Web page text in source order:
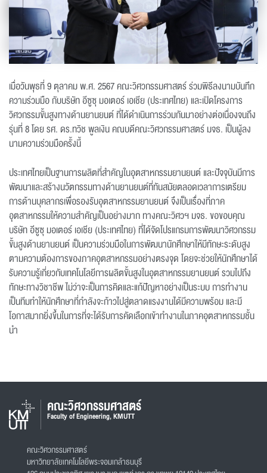
เมื่อวันพุธที่ 9 ตุลาคม พ.ศ. 2567 คณะวิศวกรรมศาสตร์ ร่วมพิธีลงนามบันทึก
ความร่วมมือ กับบริษัท อีซูซุ มอเตอร์ เอเชีย (ประเทศไทย) และเปิดโครงการ
วิศวกรรมขั้นสูงทางด้านยานยนต์ ที่ได้ดำเนินการร่วมกันมาอย่างต่อเนื่องจนถึง
รุ่นที่ 8 โดย รศ. ดร.ทวิช พูลเงิน คณบดีคณะวิศวกรรมศาสตร์ มจธ. เป็นผู้ลง
นามความร่วมมือครั้งนี้
ประเทศไทยเป็นฐานการผลิตที่สำคัญในอุตสาหกรรมยานยนต์ และปัจจุบันมีการ
พัฒนาและสร้างนวัตกรรมทางด้านยานยนต์ที่ทันสมัยตลอดเวลาการเตรียม
การด้านบุคลากรเพื่อรองรับอุตสาหกรรมยานยนต์จึงเป็นเรื่องที่ภาค
อุตสาหกรรมให้ความสำคัญเป็นอย่างมาก ทางคณะวิศวฯ มจธ. ขอขอบคุณ
บริษัท อีซูซุ มอเตอร์ เอเชีย (ประเทศไทย) ที่ได้จัดโปรแกรมการพัฒนาวิศวกรรม
ขั้นสูงด้านยานยนต์ เป็นความร่วมมือในการพัฒนานักศึกษาให้มีทักษะระดับสูง
ตามความต้องการของภาคอุตสาหกรรมอย่างตรงจุด โดยจะช่วยให้นักศึกษาได้
รับความรู้เกี่ยวกับเทคโนโลยีการผลิตขั้นสูงในอุตสาหกรรมยานยนต์ รวมไปถึง
ทักษะทางวิชาชีพ ไม่ว่าจะเป็นการคิดและแก้ปัญหาอย่างเป็นระบบ การทำงาน
เป็นทีมทำให้นักศึกษาที่กำลังจะก้าวไปสู่ตลาดแรงงานได้มีความพร้อม และมี
โอกาสมากยิ่งขึ้นในการที่จะได้รับการคัดเลือกเข้าทำงานในภาคอุตสาหกรรมชั้น
นำ
คณะวิศวกรรมศาสตร์
Faculty of Engineering, KMUTT
คณะวิศวกรรมศาสตร์
มหาวิทยาลัยเทคโนโลยีพระจอมเกล้าธนบุรี